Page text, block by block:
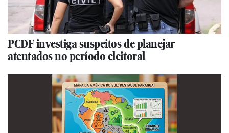
PCDF investiga suspeitos de planejar
atentados no período eleitoral